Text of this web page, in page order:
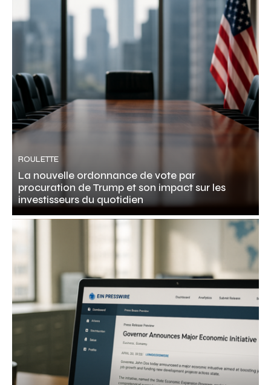
ROULETTE
La nouvelle ordonnance de vote par
procuration de Trump et son impact sur les
investisseurs du quotidien